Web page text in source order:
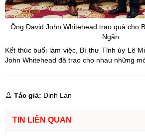
Ông David John Whitehead trao quà cho
Ngân.
Kết thúc buổi làm việc, Bí thư Tỉnh ủy Lê
John Whitehead đã trao cho nhau những
Tác giả: Đinh Lan
TIN LIÊN QUAN